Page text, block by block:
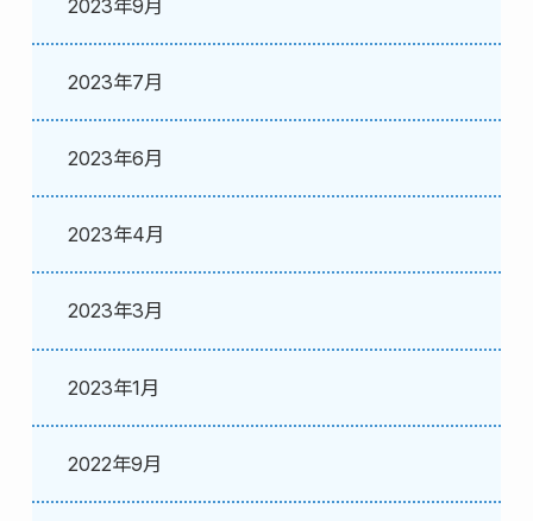
2023年9月
2023年7月
2023年6月
2023年4月
2023年3月
2023年1月
2022年9月